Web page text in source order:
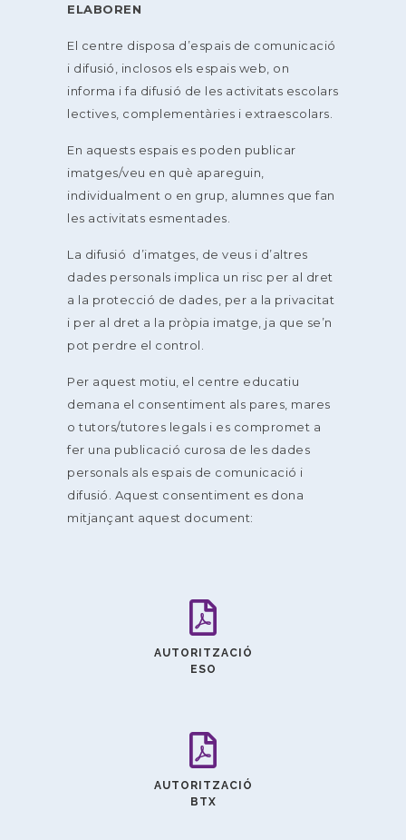
ELABOREN
El centre disposa d’espais de comunicació
i difusió, inclosos els espais web, on
informa i fa difusió de les activitats escolars
lectives, complementàries i extraescolars.
En aquests espais es poden publicar
imatges/veu en què apareguin,
individualment o en grup, alumnes que fan
les activitats esmentades.
La difusió d’imatges, de veus i d’altres
dades personals implica un risc per al dret
a la protecció de dades, per a la privacitat
i per al dret a la pròpia imatge, ja que se’n
pot perdre el control.
Per aquest motiu, el centre educatiu
demana el consentiment als pares, mares
o tutors/tutores legals i es compromet a
fer una publicació curosa de les dades
personals als espais de comunicació i
difusió. Aquest consentiment es dona
mitjançant aquest document:
AUTORITZACIÓ
ESO
AUTORITZACIÓ
BTX